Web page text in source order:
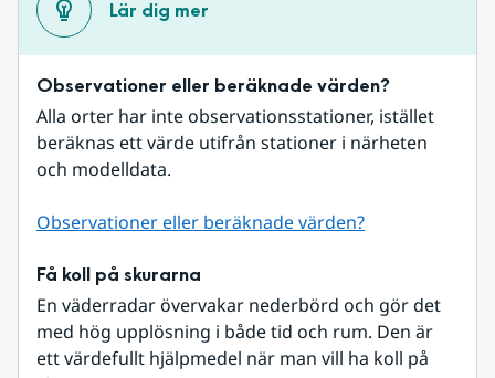
Lär dig mer
Observationer eller beräknade värden?
Alla orter har inte observationsstationer, istället
beräknas ett värde utifrån stationer i närheten
och modelldata.
Observationer eller beräknade värden?
Få koll på skurarna
En väderradar övervakar nederbörd och gör det
med hög upplösning i både tid och rum. Den är
ett värdefullt hjälpmedel när man vill ha koll på